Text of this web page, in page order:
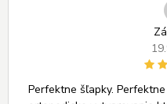
Perfektne šľapky.